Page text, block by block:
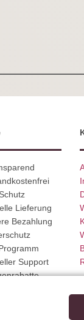
Lieferung
Bezahlung
Support